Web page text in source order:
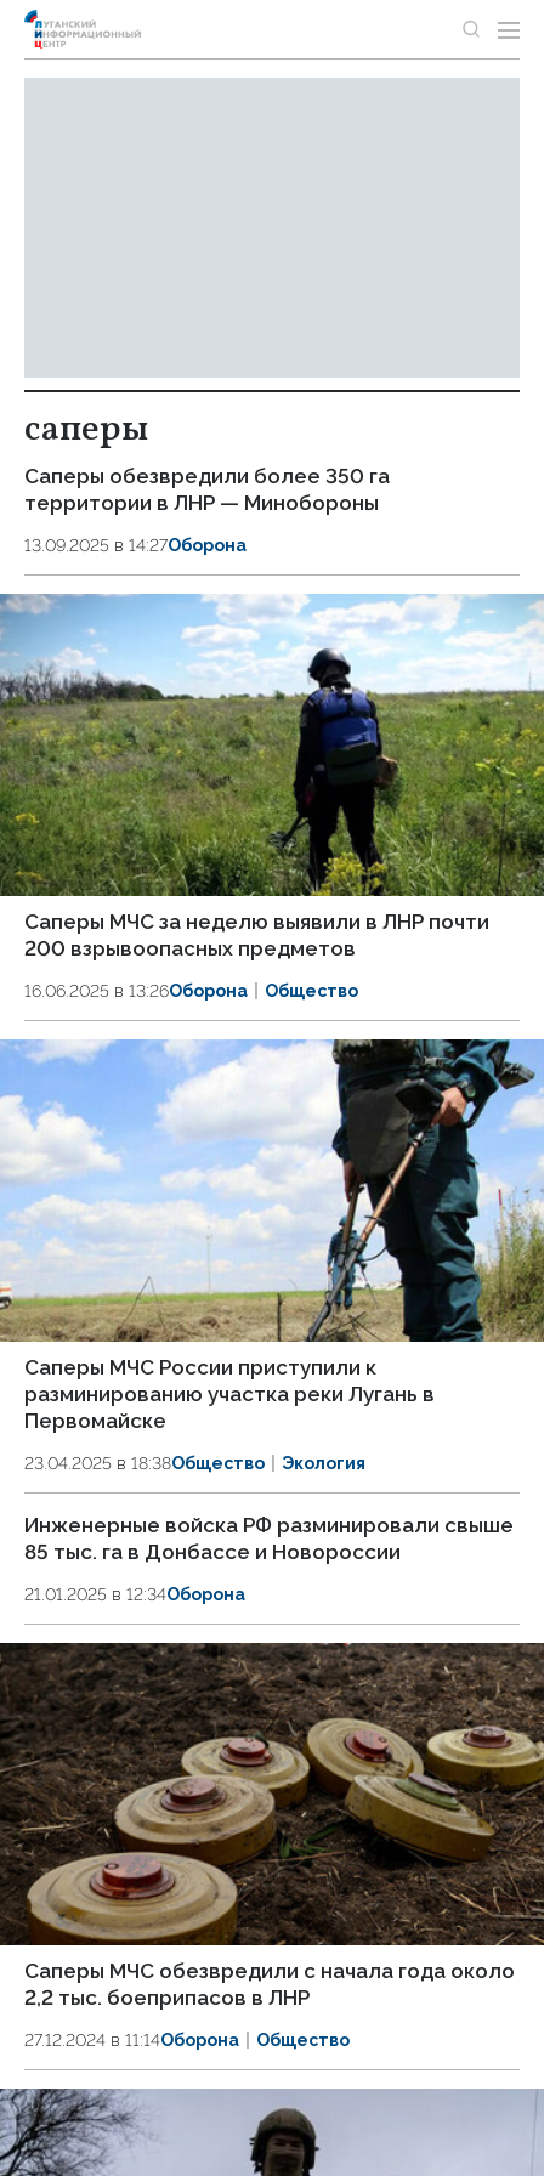
саперы
Саперы обезвредили более 350 га
территории в ЛНР — Минобороны
13.09.2025 в 14:27Оборона
Саперы МЧС за неделю выявили в ЛНР почти
200 взрывоопасных предметов
16.06.2025 в 13:26Оборона Общество
Саперы МЧС России приступили к
разминированию участка реки Лугань в
Первомайске
23.04.2025 в 18:38Общество Экология
Инженерные войска РФ разминировали свыше
85 тыс. га в Донбассе и Новороссии
21.01.2025 в 12:34Оборона
Саперы МЧС обезвредили с начала года около
2,2 тыс. боеприпасов в ЛНР
27.12.2024 в 11:14Оборона Общество